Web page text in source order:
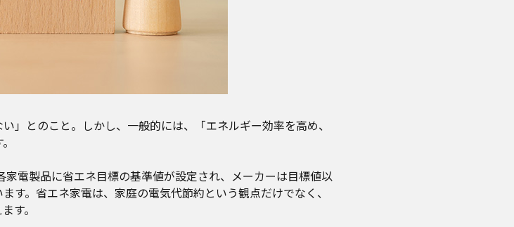
」とのこと。しかし、一般的には、「エネルギー効率を高め、
家電製品に省エネ目標の基準値が設定され、メーカーは目標値以
す。省エネ家電は、家庭の電気代節約という観点だけでなく、
す。